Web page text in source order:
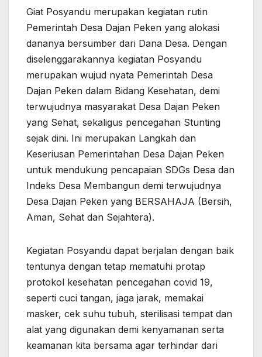
Giat Posyandu merupakan kegiatan rutin
Pemerintah Desa Dajan Peken yang alokasi
dananya bersumber dari Dana Desa. Dengan
diselenggarakannya kegiatan Posyandu
merupakan wujud nyata Pemerintah Desa
Dajan Peken dalam Bidang Kesehatan, demi
terwujudnya masyarakat Desa Dajan Peken
yang Sehat, sekaligus pencegahan Stunting
sejak dini. Ini merupakan Langkah dan
Keseriusan Pemerintahan Desa Dajan Peken
untuk mendukung pencapaian SDGs Desa dan
Indeks Desa Membangun demi terwujudnya
Desa Dajan Peken yang BERSAHAJA (Bersih,
Aman, Sehat dan Sejahtera).
Kegiatan Posyandu dapat berjalan dengan baik
tentunya dengan tetap mematuhi protap
protokol kesehatan pencegahan covid 19,
seperti cuci tangan, jaga jarak, memakai
masker, cek suhu tubuh, sterilisasi tempat dan
alat yang digunakan demi kenyamanan serta
keamanan kita bersama agar terhindar dari